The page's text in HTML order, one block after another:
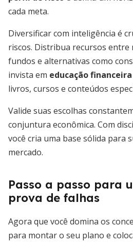
cada meta.
Diversificar com inteligência é
riscos. Distribua recursos entre
fundos e alternativas como
invista em educação
livros, cursos e conteúdos
Valide suas escolhas
conjuntura econômica. Com
você cria uma base sólida para
mercado.
Passo a passo para
prova de falhas
Agora que você domina os
para montar o seu plano e